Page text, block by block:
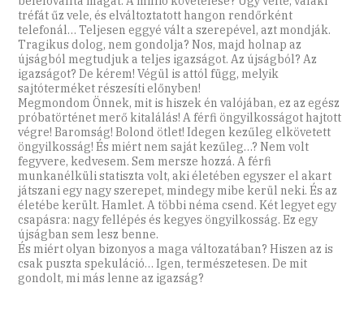
tréfát űz vele, és elváltoztatott hangon rendőrként
telefonál… Teljesen eggyé vált a szerepével, azt mondják.
Tragikus dolog, nem gondolja? Nos, majd holnap az
újságból megtudjuk a teljes igazságot. Az újságból? Az
igazságot? De kérem! Végül is attól függ, melyik
sajtóterméket részesíti előnyben!
Megmondom Önnek, mit is hiszek én valójában, ez az egész
próbatörténet merő kitalálás! A férfi öngyilkosságot hajtott
végre! Baromság! Bolond ötlet! Idegen kezűleg elkövetett
öngyilkosság! És miért nem saját kezűleg…? Nem volt
fegyvere, kedvesem. Sem mersze hozzá. A férfi
munkanélküli statiszta volt, aki életében egyszer el akart
játszani egy nagy szerepet, mindegy mibe kerül neki. És az
életébe került. Hamlet. A többi néma csend. Két legyet egy
csapásra: nagy fellépés és kegyes öngyilkosság. Ez egy
újságban sem lesz benne.
És miért olyan bizonyos a maga változatában? Hiszen az is
csak puszta spekuláció… Igen, természetesen. De mit
gondolt, mi más lenne az igazság?